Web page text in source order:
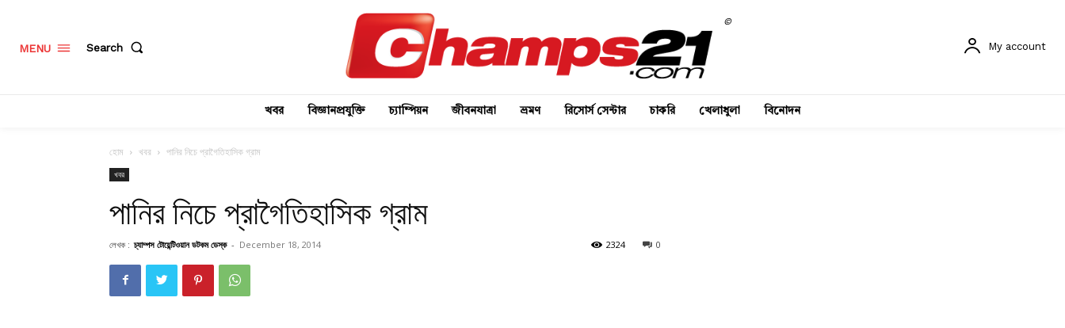
MENU Search
©
My account
খবর বিজ্ঞানপ্রযুক্তি চ্যাম্পিয়ন জীবনযাত্রা ভ্রমণ রিসোর্স সেন্টার চাকরি খেলাধুলা বিনোদন
হোম খবর পানির নিচে প্রাগৈতিহাসিক গ্রাম
খবর
পানির নিচে প্রাগৈতিহাসিক গ্রাম
লেখক : চ্যাম্পস টোয়েন্টিওয়ান ডটকম ডেস্ক - December 18, 2014 0
2324